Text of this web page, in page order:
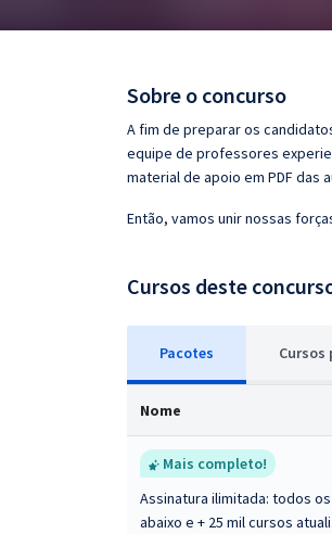
Questões grátis
Sobre o concurso
A fim de preparar os
equipe de professores
material de apoio em PDF das
Então, vamos unir nossas
Cursos deste
Pacotes Cursos
Nome
Mais completo!
Assinatura ilimitada: todos
abaixo e + 25 mil cursos